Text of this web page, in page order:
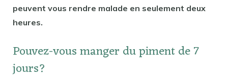
peuvent vous rendre malade en seulement deux
heures.
Pouvez-vous manger du piment de 7
jours?